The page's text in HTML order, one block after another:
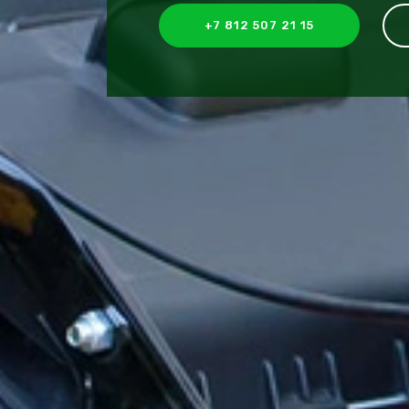
+7 812 507 21 15